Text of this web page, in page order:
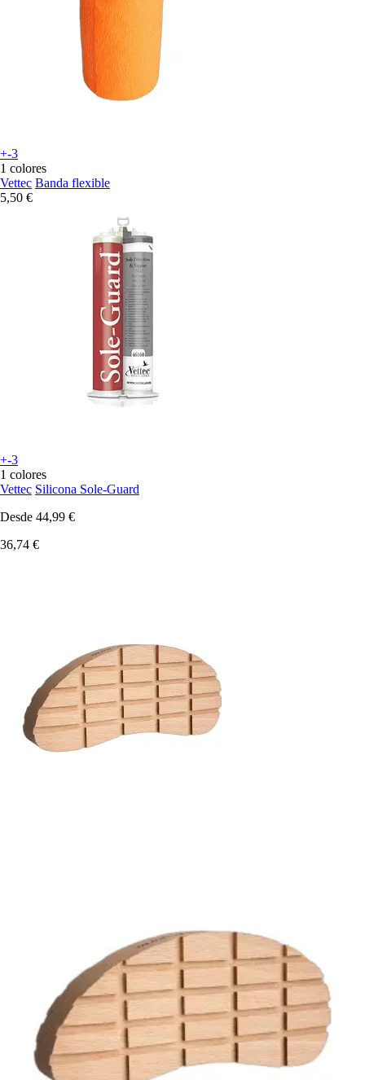
+-3
1 colores
Vettec Banda flexible
5,50 €
+-3
1 colores
Vettec Silicona Sole-Guard
Desde 44,99 €
36,74 €